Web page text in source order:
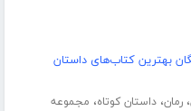
بهترین کتاب‌های داستان
،رمان،داستان کوتاه، مجموعه